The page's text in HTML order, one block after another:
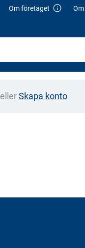
Om företaget
ellerSkapa konto